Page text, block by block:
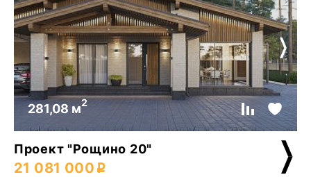
281,08 м2
Проект "Рощино 20"
21 081 000